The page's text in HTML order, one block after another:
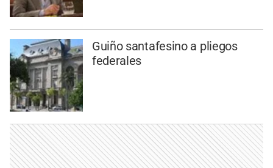
Guiño santafesino a pliegos
federales